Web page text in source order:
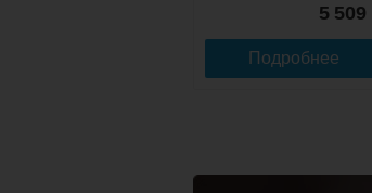
5 509
Подробнее